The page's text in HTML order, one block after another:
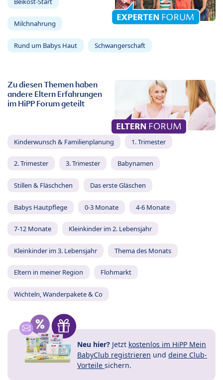
Milchnahrung
Rund um Babys Haut Schwangerschaft
Zu diesen Themen haben
andere Eltern Erfahrungen
im HiPP Forum geteilt
Kinderwunsch & Familienplanung 1. Trimester
2. Trimester 3. Trimester Babynamen
Stillen & Fläschchen Das erste Gläschen
Babys Hautpflege 0-3 Monate 4-6 Monate
7-12 Monate Kleinkinder im 2. Lebensjahr
Kleinkinder im 3. Lebensjahr Thema des Monats
Eltern in meiner Region Flohmarkt
Wichteln, Wanderpakete & Co
Neu hier? Jetzt kostenlos im HiPP Mein
BabyClub registrieren und deine Club-
Vorteile sichern.